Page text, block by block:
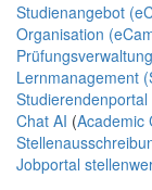
Studienangebot
Organisation
Lernmanagement
Chat AI (Academic
Jobportal